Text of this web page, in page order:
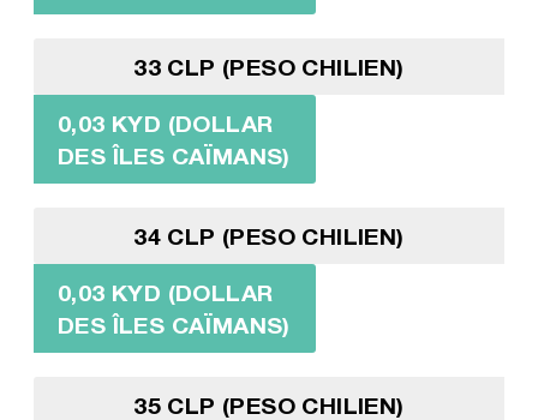
33 CLP (PESO CHILIEN)
0,03 KYD (DOLLAR
DES ÎLES CAÏMANS)
34 CLP (PESO CHILIEN)
0,03 KYD (DOLLAR
DES ÎLES CAÏMANS)
35 CLP (PESO CHILIEN)